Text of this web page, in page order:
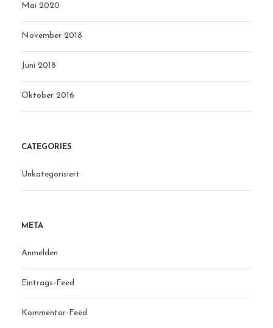
Mai 2020
November 2018
Juni 2018
Oktober 2016
CATEGORIES
Unkategorisiert
META
Anmelden
Eintrags-Feed
Kommentar-Feed